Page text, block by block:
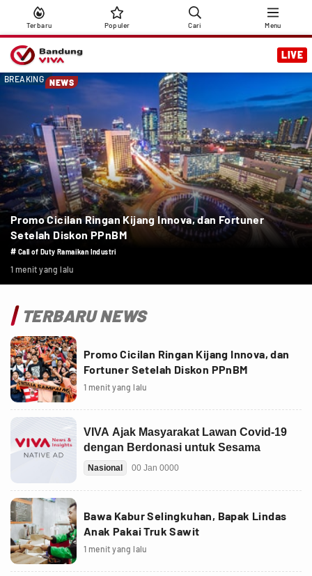
Terbaru Populer Cari Menu
LIVE
BREAKING NEWS
Promo Cicilan Ringan Kijang Innova, dan Fortuner
Setelah Diskon PPnBM
# Call of Duty Ramaikan Industri
1 menit yang lalu
TERBARU NEWS
Promo Cicilan Ringan Kijang Innova, dan
Fortuner Setelah Diskon PPnBM
1 menit yang lalu
Bawa Kabur Selingkuhan, Bapak Lindas
Anak Pakai Truk Sawit
1 menit yang lalu